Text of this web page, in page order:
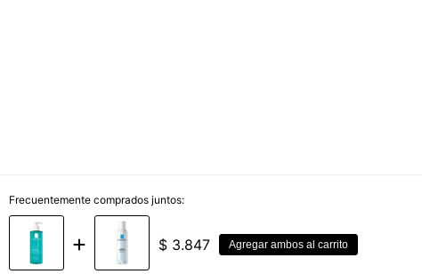
Frecuentemente comprados juntos:
$ 3.847 Agregar ambos al carrito